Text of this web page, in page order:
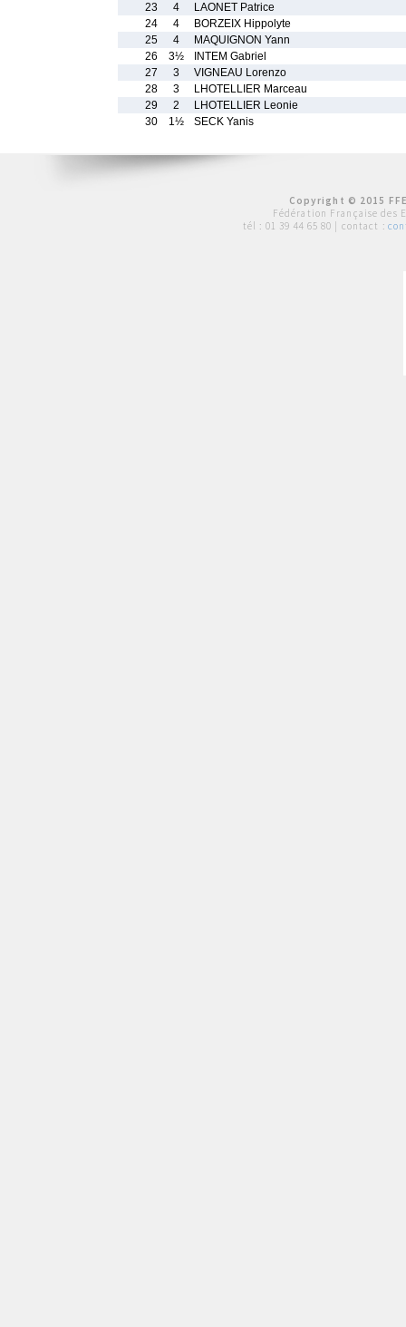
23
4
LAONET Patrice
24
4
BORZEIX Hippolyte
25
4
MAQUIGNON Yann
26
3½
INTEM Gabriel
27
3
VIGNEAU Lorenzo
28
3
LHOTELLIER Marceau
29
2
LHOTELLIER Leonie
30
1½ SECK Yanis
Copyright © 2015
Fédération Française des
tél : 01 39 44 65 80 | contact :